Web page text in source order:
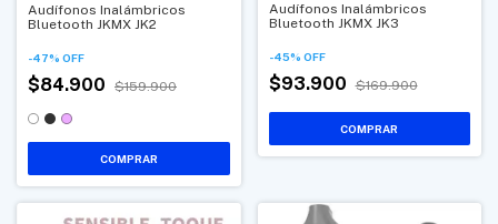
Audífonos Inalámbricos
Bluetooth JKMX JK2
-47% OFF
$84.900 $159.900
COMPRAR
Audífonos Inalámbricos
Bluetooth JKMX JK3
-45% OFF
$93.900 $169.900